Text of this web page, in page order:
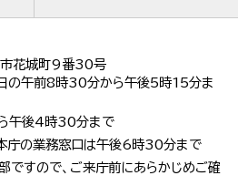
花城町9番30号
午前8時30分から午後5時15分ま
午後4時30分まで
庁の業務窓口は午後6時30分まで
ですので、ご来庁前にあらかじめご確